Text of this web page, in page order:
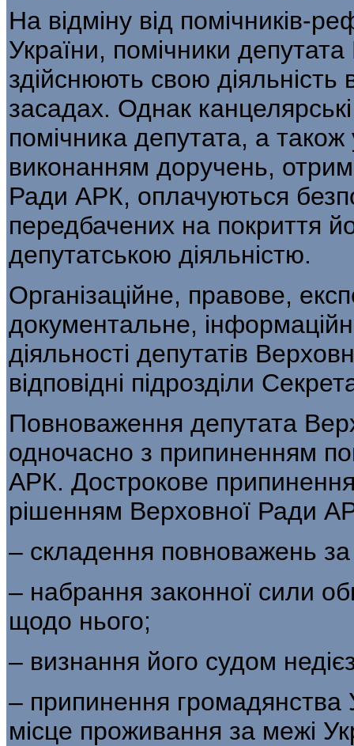
На відміну від помічників-
України, помічники
здійснюють свою
засадах. Однак
помічника депутата, а також
виконанням доручень,
Ради АРК, оплачуються
передбачених на покриття
депутатською діяльністю.
Організаційне, правове,
документальне,
діяльності депутатів
відповідні підрозділи
Повноваження депутата
одночасно з припиненням
АРК. Дострокове
рішенням Верховної Ради
– складення повноважень
– набрання законної сили
щодо нього;
– визнання його судом
– припинення громадянства
місце проживання за межі